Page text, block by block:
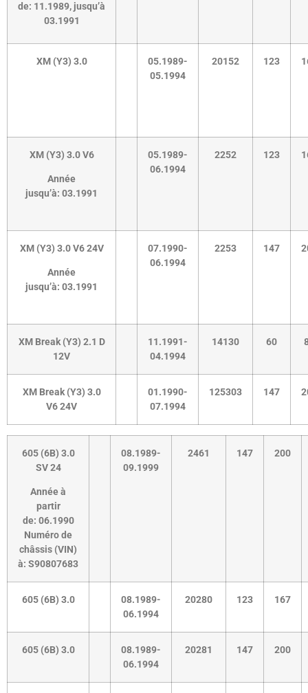
de: 11.1989, jusqu’à
03.1991
XM (Y3) 3.0
05.1989-
05.1994
20152 123
XM (Y3) 3.0 V6
Année
jusqu’à: 03.1991
05.1989-
06.1994
2252 123
XM (Y3) 3.0 V6 24V
Année
jusqu’à: 03.1991
07.1990-
06.1994
2253 147
XM Break (Y3) 2.1 D
12V
11.1991-
04.1994
14130 60
XM Break (Y3) 3.0
V6 24V
01.1990-
07.1994
125303 147
605 (6B) 3.0
SV 24
Année à
partir
de: 06.1990
Numéro de
châssis (VIN)
à: S90807683
08.1989-
09.1999
2461 147 200
605 (6B) 3.0
08.1989-
06.1994
20280 123 167
605 (6B) 3.0
08.1989-
06.1994
20281 147 200